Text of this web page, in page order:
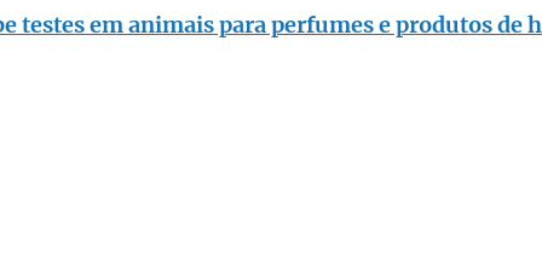
testes em animais para perfumes e produtos de